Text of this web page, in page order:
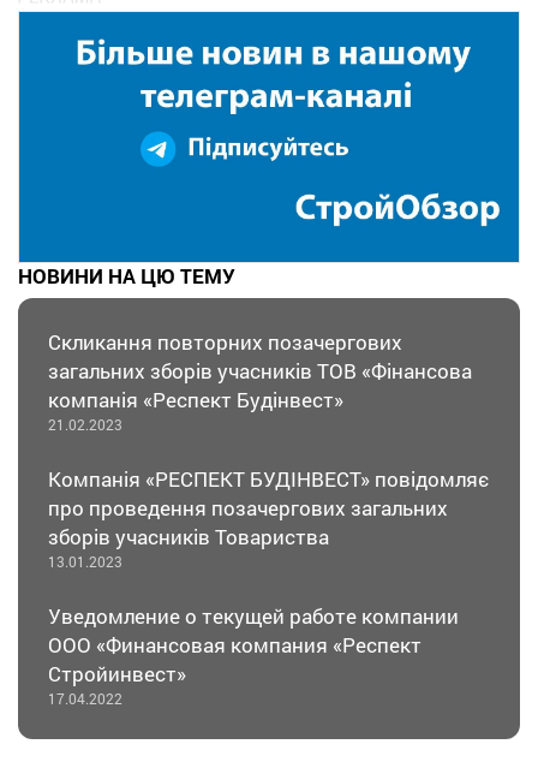
НОВИНИ НА ЦЮ ТЕМУ
Скликання повторних позачергових
загальних зборів учасників ТОВ «Фінансова
компанія «Респект Будінвест»
21.02.2023
Компанія «РЕСПЕКТ БУДІНВЕСТ» повідомляє
про проведення позачергових загальних
зборів учасників Товариства
13.01.2023
Уведомление о текущей работе компании
ООО «Финансовая компания «Респект
Стройинвест»
17.04.2022